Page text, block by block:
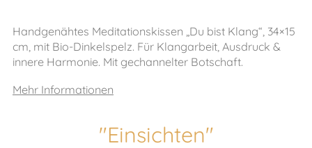
Handgenähtes Meditationskissen „Du bist Klang“, 34×15
cm, mit Bio-Dinkelspelz. Für Klangarbeit, Ausdruck &
innere Harmonie. Mit gechannelter Botschaft.
Mehr Informationen
"Einsichten"